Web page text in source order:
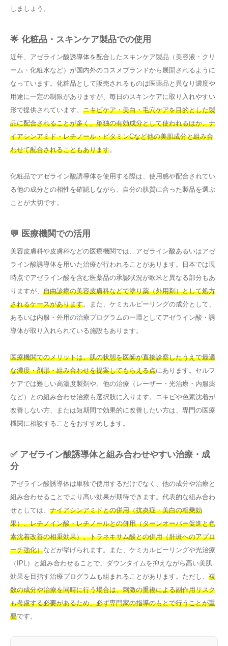
しましょう。
🌟 化粧品・スキンケア製品での使用
近年、アゼライン酸誘導体を配合したスキンケア製品（美容液・クリ
ーム・化粧水など）が国内外のコスメブランドから展開されるように
なっています。化粧品として販売されるものは医薬品と異なり濃度や
用途に一定の制限がありますが、毎日のスキンケアに取り入れやすい
形で提供されています。 ニキビケア・美白・毛穴ケアを目的とした製
品に配合されることが多く、単独の有効成分として使われるほか、ナ
イアシンアミド・レチノール・ビタミンCなど他の美肌成分と組み合
わせて配合されることもあります。
化粧品でアゼライン酸誘導体を使用する際は、使用感や配合されてい
る他の成分との相性を確認しながら、自分の肌質に合った製品を選ぶ
ことが大切です。
💬 医療機関での活用
美容皮膚科や皮膚科などの医療機関では、アゼライン酸あるいはアゼ
ライン酸誘導体を用いた治療が行われることがあります。日本では現
時点でアゼライン酸を含む医薬品の承認状況が欧米と異なる部分もあ
りますが、 自由診療の美容皮膚科などで塗り薬（外用剤）として処方
されるケースがあります。また、ケミカルピーリングの成分として、
あるいは内服・外用の治療プログラムの一環としてアゼライン酸・誘
導体が取り入れられている施設もあります。
医療機関でのメリットは、肌の状態を医師が直接診察したうえで最適
な濃度・剤形・組み合わせを提案してもらえる点にあります。セルフ
ケアでは難しい高濃度製剤や、他の治療（レーザー・光治療・内服薬
など）との組み合わせ治療も選択肢に入ります。ニキビや色素沈着が
改善しない方、または短期間で効果的に改善したい方は、専門の医療
機関に相談することをおすすめします。
✅ アゼライン酸誘導体と組み合わせやすい治療・成
分
アゼライン酸誘導体は単独で使用するだけでなく、他の成分や治療と
組み合わせることでより高い効果が期待できます。代表的な組み合わ
せとしては、 ナイアシンアミドとの併用（抗炎症・美白の相乗効
果）、レチノイン酸・レチノールとの併用（ターンオーバー促進と色
素沈着改善の相乗効果）、トラネキサム酸との併用（肝斑へのアプロ
ーチ強化）などが挙げられます。また、ケミカルピーリングや光治療
（IPL）と組み合わせることで、ダウンタイムを抑えながら高い美肌
効果を目指す治療プログラムも組まれることがあります。ただし、 複
数の成分や治療を同時に行う場合は、刺激の重複による副作用リスク
も考慮する必要があるため、必ず専門家の指導のもとで行うことが重
要です。